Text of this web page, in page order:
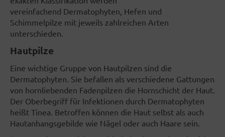
vereinfachend Dermatophyten, Hefen und
Schimmelpilze mit jeweils zahlreichen Arten
unterschieden.
Hautpilze
Eine wichtige Gruppe von Hautpilzen sind die
Dermatophyten. Sie befallen als verschiedene Gattungen
von hornliebenden Fadenpilzen die Hornschicht der Haut.
Der Oberbegriff für Infektionen durch Dermatophyten
heißt Tinea. Betroffen können die Haut selbst als auch
Hautanhangsgebilde wie Nägel oder auch Haare sein.